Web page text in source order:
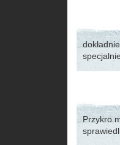
Przykro